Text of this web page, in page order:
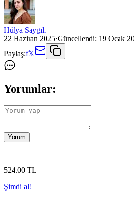
Hülya Saygılı
22 Haziran 2025·Güncellendi: 19 Ocak
Paylaş:f𝕏
Yorumlar:
Yorum
524.00 TL
Şimdi al!